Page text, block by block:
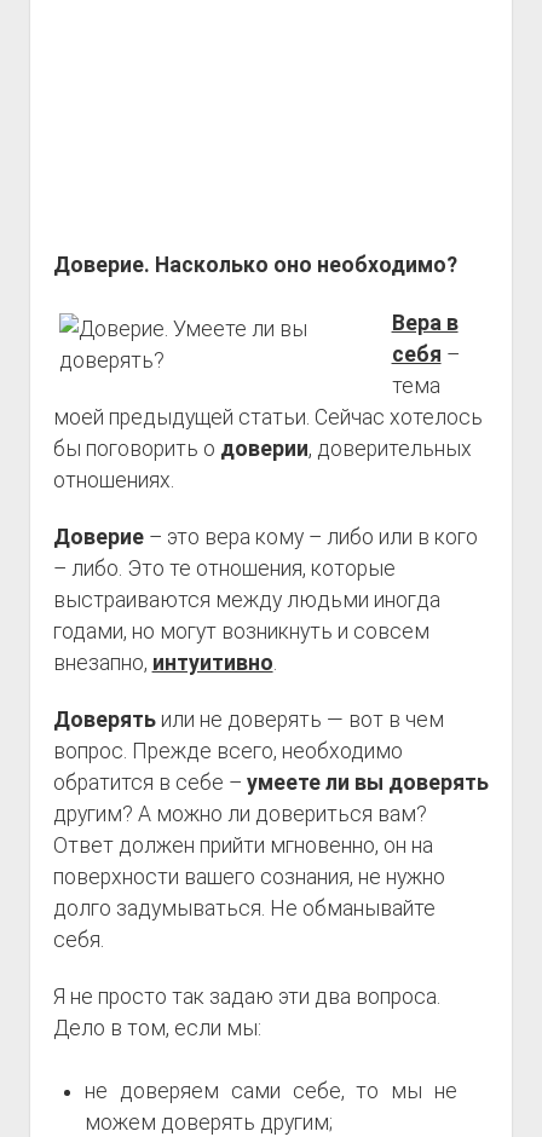
Доверие. Насколько оно необходимо?
Вера в
себя –
тема
моей предыдущей статьи. Сейчас хотелось
бы поговорить о доверии, доверительных
отношениях.
Доверие– это вера кому – либо или в кого
– либо. Это те отношения, которые
выстраиваются между людьми иногда
годами, но могут возникнуть и совсем
внезапно, интуитивно
Доверятьили не доверять — вот в чем
вопрос. Прежде всего, необходимо
обратится в себе – умеете ли вы доверять
другим? А можно ли довериться вам?
Ответ должен прийти мгновенно, он на
поверхности вашего сознания, не нужно
долго задумываться. Не обманывайте
себя.
Я не просто так задаю эти два вопроса.
Дело в том, если мы:
не доверяем сами себе, то мы не
можем доверять другим;